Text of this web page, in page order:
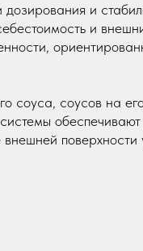
и
и
соуса, соусов на
поверхности